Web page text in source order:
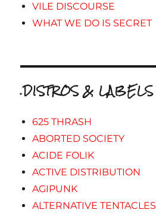
VILE DISCOURSE
WHAT WE DO IS SECRET
.DISTROS & LABELS
625 THRASH
ABORTED SOCIETY
ACIDE FOLIK
ACTIVE DISTRIBUTION
AGIPUNK
ALTERNATIVE TENTACLES